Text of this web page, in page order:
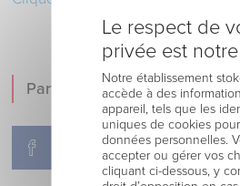
Partager !
Le respect de
privée est
Notre établissement
accède à des
appareil, tels que les
uniques de cookies
données personnelles.
accepter ou gérer vos
cliquant ci-dessous, y